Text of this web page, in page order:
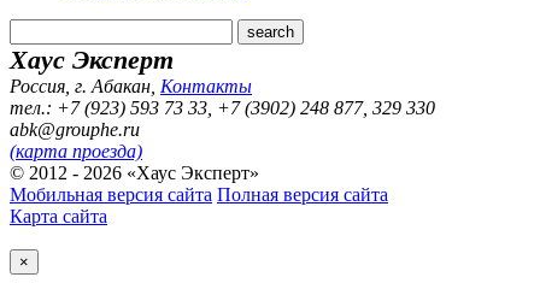
Хаус Эксперт
Россия, г. Абакан Контакты
тел.: +7 (923) 593 73 33, +7 (3902) 248 877, 329 330
abk@grouphe.ru
(карта проезда)
© 2012 - 2026 «Хаус Эксперт»
Мобильная версия сайта Полная версия сайта
Карта сайта
×